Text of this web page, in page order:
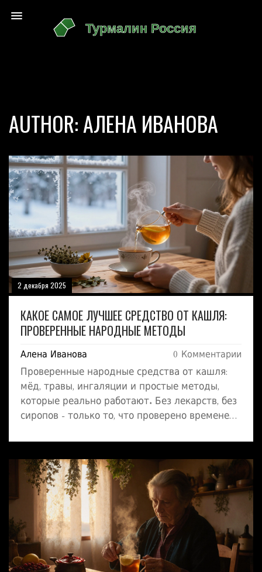
AUTHOR: АЛЕНА ИВАНОВА
2 декабря 2025
КАКОЕ САМОЕ ЛУЧШЕЕ СРЕДСТВО ОТ КАШЛЯ:
ПРОВЕРЕННЫЕ НАРОДНЫЕ МЕТОДЫ
Алена Иванова 0 Комментарии
Проверенные народные средства от кашля:
мёд, травы, ингаляции и простые методы,
которые реально работают. Без лекарств, без
сиропов - только то, что проверено временем